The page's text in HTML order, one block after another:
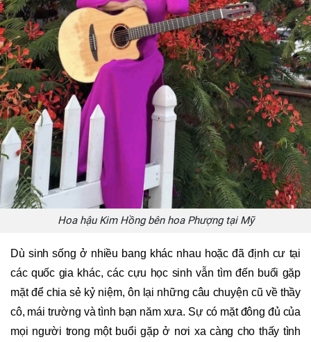
Hoa hậu Kim Hồng bên hoa Phượng tại Mỹ
Dù sinh sống ở nhiều bang khác nhau hoặc đã định cư tại
các quốc gia khác, các cựu học sinh vẫn tìm đến buổi gặp
mặt để chia sẻ kỷ niệm, ôn lại những câu chuyện cũ về thầy
cô, mái trường và tình bạn năm xưa. Sự có mặt đông đủ của
mọi người trong một buổi gặp ở nơi xa càng cho thấy tình